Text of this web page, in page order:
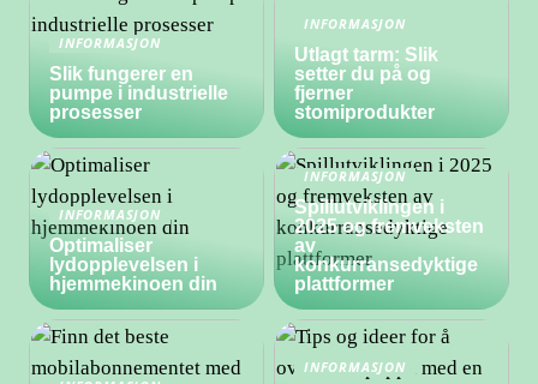
INFORMASJON
Slik fungerer en
pumpe i industrielle
prosesser
INFORMASJON
Utlagt tarm: Slik
setter du på og
fjerner
stomiprodukter
INFORMASJON
Optimaliser
lydopplevelsen i
hjemmekinoen din
INFORMASJON
Spillutviklingen i
2025 og fremveksten
av
konkurransedyktige
plattformer
INFORMASJON